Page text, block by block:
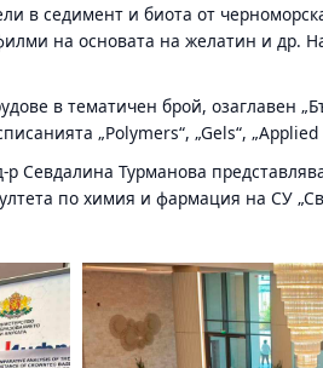
в седимент и биота от
на основата на желатин и др.
в тематичен брой, озаглавен
„Polymers“, „Gels“,
Севдалина Турманова
по химия и фармация на СУ